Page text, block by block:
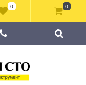
0 0